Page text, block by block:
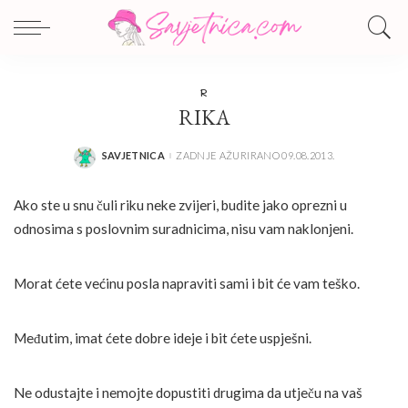
R
RIKA
POSTED
SAVJETNICA ZADNJE AŽURIRANO 09.08.2013.
Ako ste u snu čuli riku neke zvijeri, budite jako oprezni u
odnosima s poslovnim suradnicima, nisu vam naklonjeni.
Morat ćete većinu posla napraviti sami i bit će vam teško.
Međutim, imat ćete dobre ideje i bit ćete uspješni.
Ne odustajte i nemojte dopustiti drugima da utječu na vaš